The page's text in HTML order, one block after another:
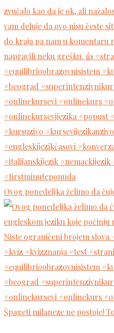
Ovog ponedeljka želimo da
Špageti milaneze ne postoje!